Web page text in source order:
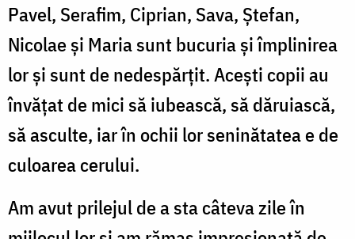
Pavel, Serafim, Ciprian, Sava, Ștefan,
Nicolae și Maria sunt bucuria și împlinirea
lor și sunt de nedespărțit. Acești copii au
învățat de mici să iubească, să dăruiască,
să asculte, iar în ochii lor seninătatea e de
culoarea cerului.
Am avut prilejul de a sta câteva zile în